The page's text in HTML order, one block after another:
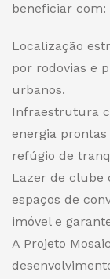
beneficiar com:
Localização
por rodovias e
urbanos.
Infraestrutura
energia
refúgio de
Lazer de clube
espaços de
imóvel e
A Projeto